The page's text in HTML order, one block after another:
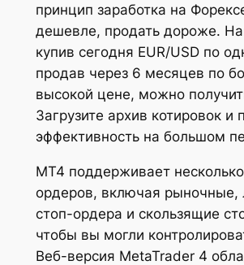
принцип заработка на
дешевле, продать дороже.
купив сегодня EUR/USD по
продав через 6 месяцев по
высокой цене, можно
Загрузите архив котировок и
эффективность на большом
MT4 поддерживает
ордеров, включая рыночные,
стоп-ордера и скользящие
чтобы вы могли
Веб-версия MetaTrader 4